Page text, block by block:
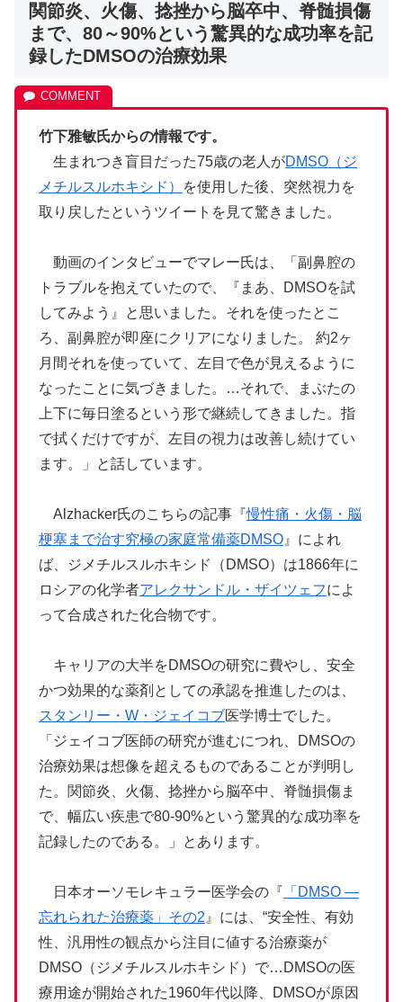
関節炎、火傷、捻挫から脳卒中、脊髄損傷
まで、80～90%という驚異的な成功率を記
録したDMSOの治療効果
竹下雅敏氏からの情報です。
生まれつき盲目だった75歳の老人がDMSO（ジ
メチルスルホキシド）
を使用した後、突然視力を
取り戻したというツイートを見て驚きました。
動画のインタビューでマレー氏は、「副鼻腔の
トラブルを抱えていたので、『まあ、DMSOを試
してみよう』と思いました。それを使ったとこ
ろ、副鼻腔が即座にクリアになりました。 約2ヶ
月間それを使っていて、左目で色が見えるように
なったことに気づきました。…それで、まぶたの
上下に毎日塗るという形で継続してきました。指
で拭くだけですが、左目の視力は改善し続けてい
ます。」と話しています。
Alzhacker氏のこちらの記事『慢性痛・火傷・脳
梗塞まで治す究極の家庭常備薬DMSO 』によれ
ば、ジメチルスルホキシド（DMSO）は1866年に
ロシアの化学者アレクサンドル・ザイツェフによ
って合成された化合物です。
キャリアの大半をDMSOの研究に費やし、安全
かつ効果的な薬剤としての承認を推進したのは、
スタンリー・W・ジェイコブ医学博士でした。
「ジェイコブ医師の研究が進むにつれ、DMSOの
治療効果は想像を超えるものであることが判明し
た。関節炎、火傷、捻挫から脳卒中、脊髄損傷ま
で、幅広い疾患で80-90%という驚異的な成功率を
記録したのである。」とあります。
日本オーソモレキュラー医学会の『 「DMSO ―
忘れられた治療薬」その2 』には、“安全性、有効
性、汎用性の観点から注目に値する治療薬が
DMSO（ジメチルスルホキシド）で…DMSOの医
療用途が開始された1960年代以降、DMSOが原因